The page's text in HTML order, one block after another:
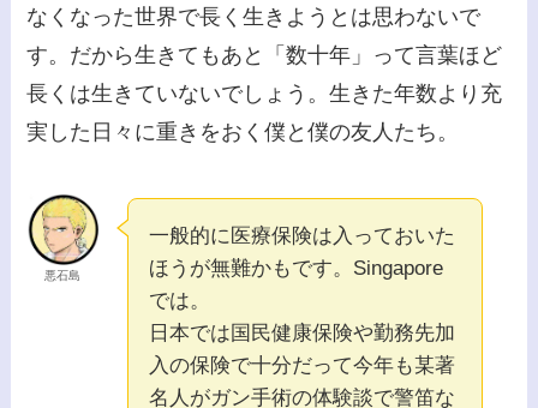
なくなった世界で長く生きようとは思わないで
す。だから生きてもあと「数十年」って言葉ほど
長くは生きていないでしょう。生きた年数より充
実した日々に重きをおく僕と僕の友人たち。
悪石島
一般的に医療保険は入っておいた
ほうが無難かもです。Singapore
では。
日本では国民健康保険や勤務先加
入の保険で十分だって今年も某著
名人がガン手術の体験談で警笛な